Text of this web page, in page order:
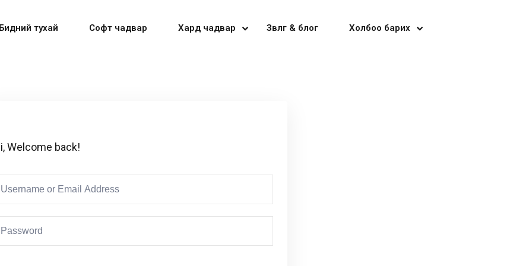
тухай Софт чадвар Хард чадвар Зөвлөгөө & блог Холбоо барих
Welcome back!
Don’t have an account?Sign up